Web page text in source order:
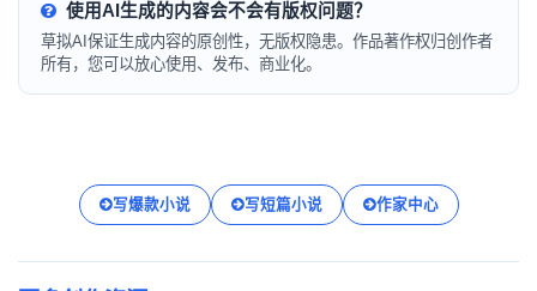
使用AI生成的内容会不会有版权问题？
草拟AI保证生成内容的原创性，无版权隐患。作品著作权归创作者
所有，您可以放心使用、发布、商业化。
写爆款小说 写短篇小说 作家中心